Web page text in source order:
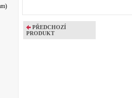
PŘEDCHOZÍ
PRODUKT